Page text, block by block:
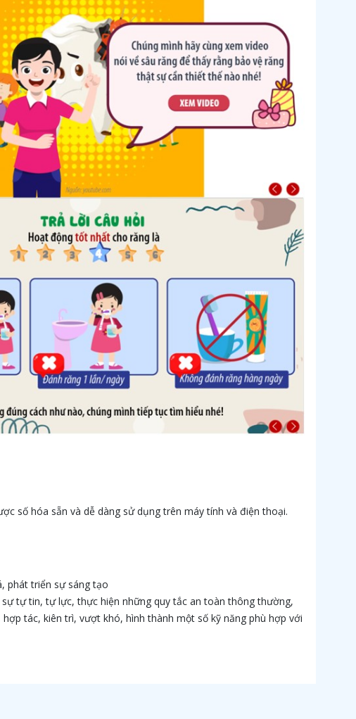
số hóa sẵn và dễ dàng sử dụng trên máy tính và điện thoại.
phát triển sự sáng tạo
tự tin, tự lực, thực hiện những quy tắc an toàn thông thường,
tác, kiên trì, vượt khó, hình thành một số kỹ năng phù hợp với